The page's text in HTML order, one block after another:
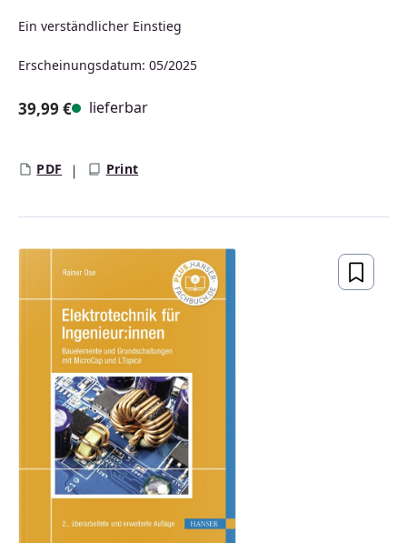
Ein verständlicher Einstieg
Erscheinungsdatum: 05/2025
39,99 € lieferbar
PDF Print